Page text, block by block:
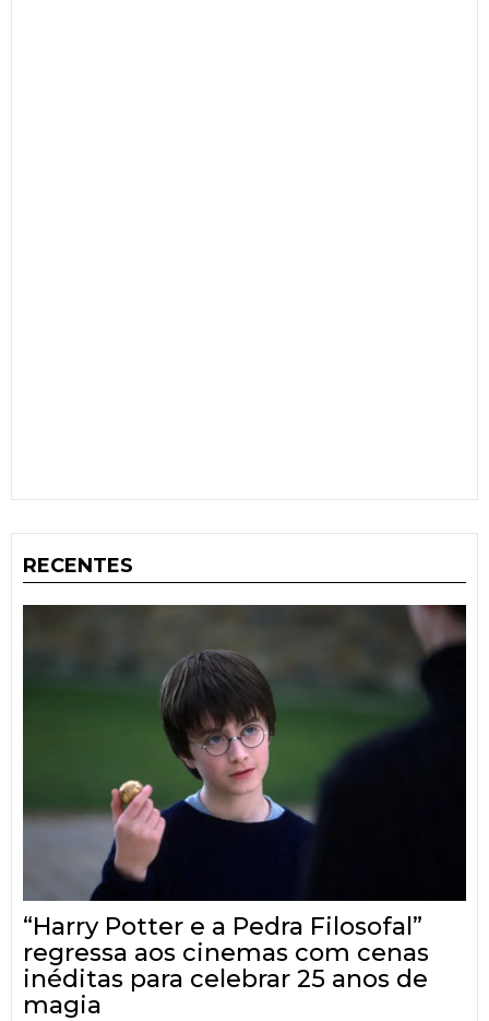
RECENTES
“Harry Potter e a Pedra Filosofal”
regressa aos cinemas com cenas
inéditas para celebrar 25 anos de
magia